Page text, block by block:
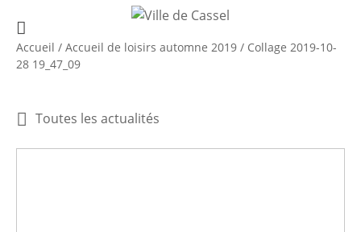
Accueil / Accueil de loisirs automne 2019 / Collage 2019-10-
28 19_47_09
Toutes les actualités